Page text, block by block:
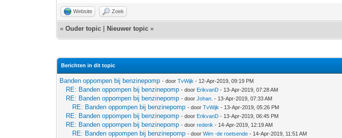
Website Zoek
«Ouder topic Nieuwer topic »
Berichten in dit topic
Banden oppompen bij benzinepomp - doorTvWijk - 12-Apr-2019, 09:19 PM
RE: Banden oppompen bij benzinepomp - door ErikvanD - 13-Apr-2019, 07:28 AM
RE: Banden oppompen bij benzinepomp - doorJohan. - 13-Apr-2019, 07:33 AM
RE: Banden oppompen bij benzinepomp - doorTvWijk - 13-Apr-2019, 05:26 PM
RE: Banden oppompen bij benzinepomp - door ErikvanD - 13-Apr-2019, 06:45 PM
RE: Banden oppompen bij benzinepomp - doorrederik - 14-Apr-2019, 12:19 AM
RE: Banden oppompen bij benzinepomp - doorWim -de roetsende - 14-Apr-2019, 11:51 AM